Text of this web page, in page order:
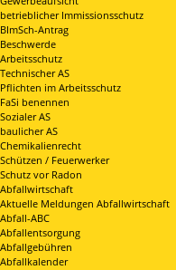
betrieblicher Immissionsschutz
BImSch-Antrag
Beschwerde
Arbeitsschutz
Technischer AS
Pflichten im Arbeitsschutz
FaSi benennen
Sozialer AS
baulicher AS
Chemikalienrecht
Schützen / Feuerwerker
Schutz vor Radon
Abfallwirtschaft
Aktuelle Meldungen Abfallwirtschaft
Abfall-ABC
Abfallentsorgung
Abfallgebühren
Abfallkalender